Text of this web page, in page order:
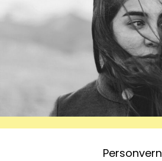
Personvern